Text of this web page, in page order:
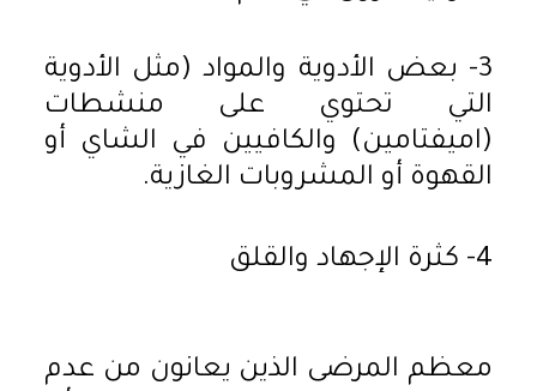
3- بعض الأدوية والمواد (مثل الأدوية
التي تحتوي على منشطات
(اميفتامين) والكافيين في الشاي أو
القهوة أو المشروبات الغازية.
4- كثرة الإجهاد والقلق
معظم المرضى الذين يعانون من عدم